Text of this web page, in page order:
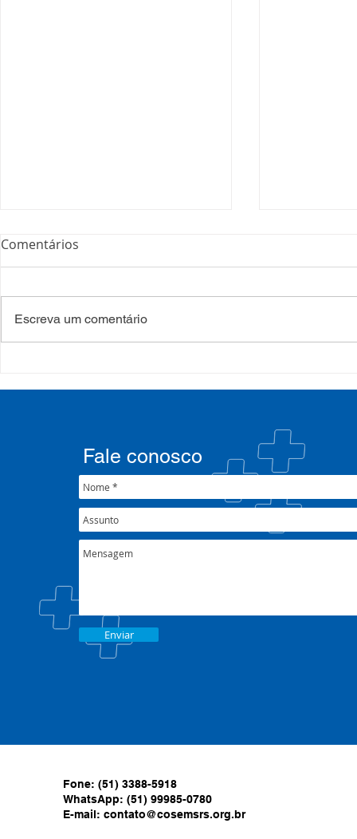
001/2022
Comentários
Escreva um comentário
Enviar
Fale conosco
Fone: (51) 3388-5918
WhatsApp: (51) 99985-0780
E-mail: contato@cosemsrs.org.br